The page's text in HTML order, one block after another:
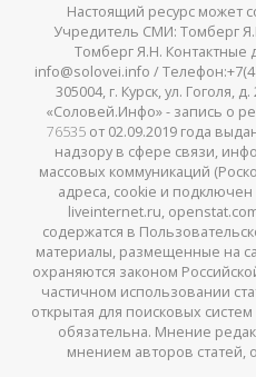
Настоящий ресурс может
Учредитель СМИ: Томберг
Томберг Я.Н. Контактные
info@solovei.info /
305004, г. Курск, ул. Гоголя,
«Соловей.Инфо» - запись о
76535от 02.09.2019 года
надзору в сфере связи,
массовых коммуникаций
адреса, cookie и
liveinternet.ru,
содержатся в
материалы, размещенные на
охраняются законом
частичном использовании
открытая для поисковых
обязательна. Мнение
мнением авторов статей,